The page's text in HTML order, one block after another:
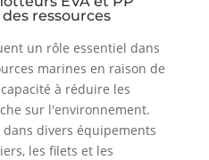
ressources
un rôle essentiel dans
marines en raison de
à réduire les
sur l'environnement.
divers équipements
les filets et les